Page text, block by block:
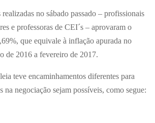
realizadas no sábado passado – profissionais
e professoras de CEI´s – aprovaram o
que equivale à inflação apurada no
de 2016 a fevereiro de 2017.
teve encaminhamentos diferentes para
na negociação sejam possíveis, como segue: